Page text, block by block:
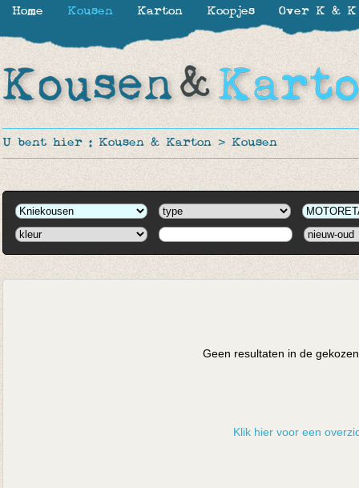
U bent hier : Kousen & Karton > Kousen
Geen resultaten in de
Klik hier voor een
Home Kousen Karton Koopjes Over K & K